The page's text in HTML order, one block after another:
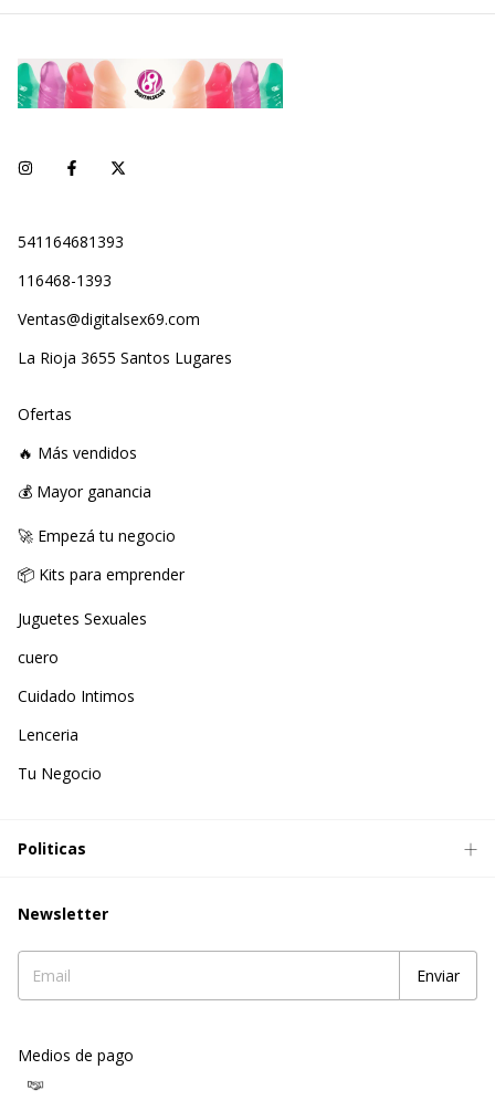
541164681393
116468-1393
Ventas@digitalsex69.com
La Rioja 3655 Santos Lugares
Ofertas
🔥 Más vendidos
💰 Mayor ganancia
🚀 Empezá tu negocio
📦 Kits para emprender
Juguetes Sexuales
cuero
Cuidado Intimos
Lenceria
Tu Negocio
Politicas
Newsletter
Medios de pago